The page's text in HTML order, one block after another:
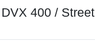
400 / Street